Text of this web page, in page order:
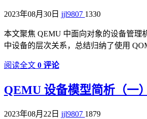
2023年08月30日 jjl9807 1330
本文聚焦 QEMU 中面向对象的设备管理
中设备的层次关系，总结归纳了使用
阅读全文 0 评论
QEMU 设备模型简析（一
2023年08月22日 jjl9807 1879